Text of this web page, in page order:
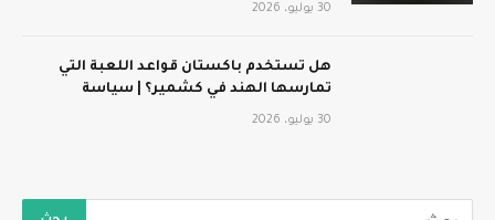
30 يوليو، 2026
هل تستخدم باكستان قواعد اللعبة التي
تمارسها الهند في كشمير؟ | سياسة
30 يوليو، 2026